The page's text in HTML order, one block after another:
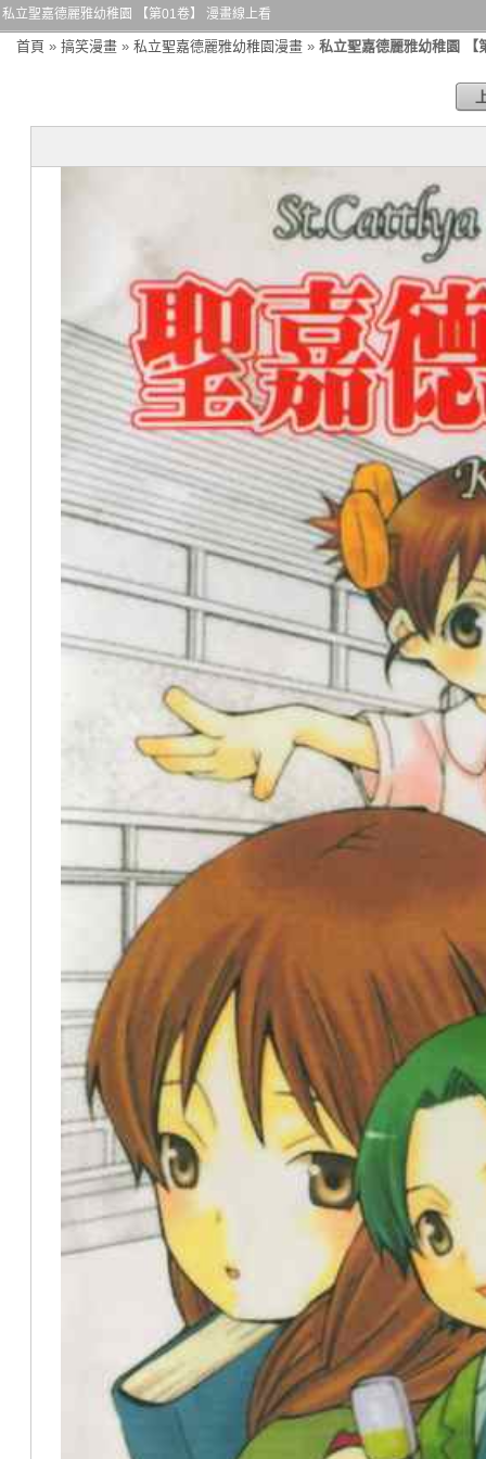
私立聖嘉德麗雅幼稚園 【第01卷】 漫畫線上看
首頁 » 搞笑漫畫 » 私立聖嘉德麗雅幼稚園漫畫 » 私立聖嘉德麗雅幼稚園 【